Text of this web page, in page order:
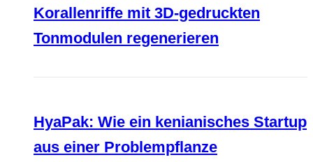
Korallenriffe mit 3D-gedruckten
Tonmodulen regenerieren
HyaPak: Wie ein kenianisches Startup
aus einer Problempflanze